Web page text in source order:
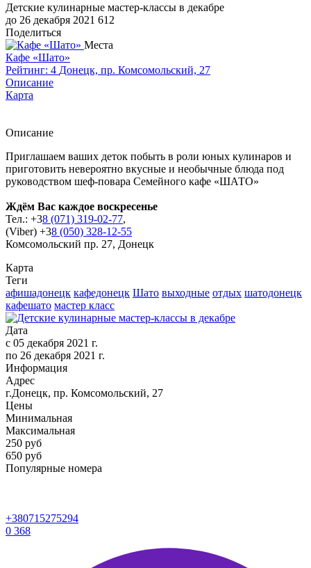
Детские кулинарные мастер-классы в декабре
до 26 декабря 2021 612
Поделиться
Места
Кафе «Шато»
Рейтинг: 4 Донецк, пр. Комсомольский, 27
Описание
Карта
Описание
Приглашаем ваших деток побыть в роли юных кулинаров и
приготовить невероятно вкусные и необычные блюда под
руководством шеф-повара Семейного кафе «ШАТО»
Ждём Вас каждое воскресенье
Тел.: +38 (071) 319-02-77,
(Viber) +38 (050) 328-12-55
Комсомольский пр. 27, Донецк
Карта
Теги
афишадонецк кафедонецк Шато выходные отдых шатодонецк
кафешато мастер класс
Дата
с 05 декабря 2021 г.
по 26 декабря 2021 г.
Информация
Адрес
г.Донецк, пр. Комсомольский, 27
Цены
Минимальная
Максимальная
250 руб
650 руб
Популярные номера
+380715275294
0 368